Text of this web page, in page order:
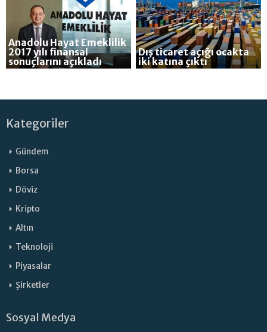
Anadolu Hayat Emeklilik
2017 yılı finansal
sonuçlarını açıkladı
Dış ticaret açığı ocakta
iki katına çıktı
Kategoriler
Gündem
Borsa
Döviz
Kripto
Altın
Teknoloji
Piyasalar
Şirketler
Sosyal Medya